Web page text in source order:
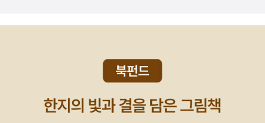
각했나? ㅜㅜ수지 모건스턴 전작주의자가 되려면 읽어야 할 책이 무
궁무진... ^^중학생들이 읽기 좋은 수지 모건스턴도 출강하는 중학교
아이들을 위해 몇 권 찜! 토요일에 중학교는 2차시 수업하는데, 다 함